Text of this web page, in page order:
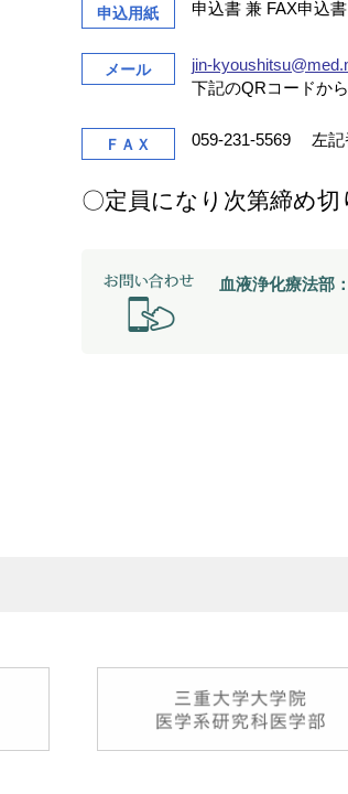
申込用紙 申込書 兼 FAX申込
メール
jin-
下記のQRコードか
ＦＡＸ 059-231-5569 左記
〇定員になり次第締め切
血液浄化療法部